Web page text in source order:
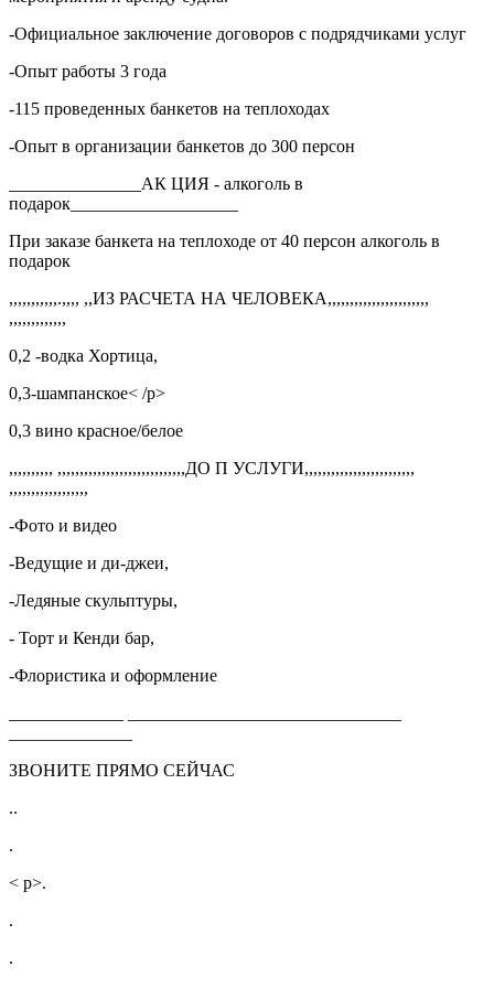
-Официальное заключение договоров с подрядчиками услуг
-Опыт работы 3 года
-115 проведенных банкетов на теплоходах
-Опыт в организации банкетов до 300 персон
_______________АК ЦИЯ - алкоголь в
подарок___________________
При заказе банкета на теплоходе от 40 персон алкоголь в
подарок
,,,,,,,,,,,.,,,, ,,ИЗ РАСЧЕТА НА ЧЕЛОВЕКА,,,,,,,,,,,,,,,,,,,,,,,
,,,,,,,,,,,,,
0,2 -водка Хортица,
0,3-шампанское< /p>
0,3 вино красное/белое
,,,,,,,,,, ,,,,,,,,,,,,,,,,,,,,,,,,,,,,,ДО П УСЛУГИ,,,,,,,,,,,,,,,,,,,,,,,,,
,,,,,,,,,,,,,,,,,,
-Фото и видео
-Ведущие и ди-джеи,
-Ледяные скульптуры,
- Торт и Кенди бар,
-Флористика и оформление
ЗВОНИТЕ ПРЯМО СЕЙЧАС
..
.
< p>.
.
.